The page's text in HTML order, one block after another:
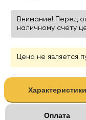
Внимание! Перед
наличному счету
Цена не является
Характеристики
Оплата